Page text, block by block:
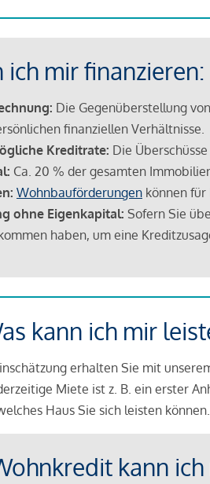
ich mir
Die Gegenüberstellung
finanziellen Verhältnisse.
Kreditrate: Die
Ca. 20 % der gesamten
Wohnbauförderungen können
ohne Eigenkapital: Sofern Sie
haben, um eine
kann ich mir
erhalten Sie mit
Miete ist z. B. ein erster
Haus Sie sich leisten können.
kann